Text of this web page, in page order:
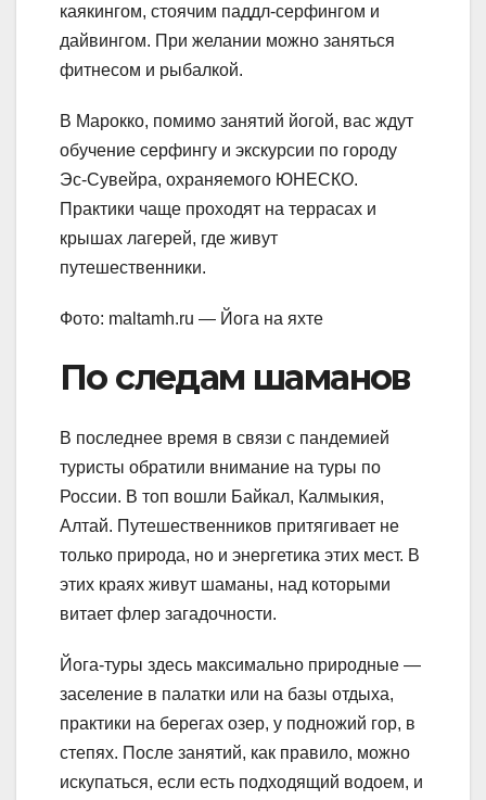
каякингом, стоячим паддл-серфингом и
дайвингом. При желании можно заняться
фитнесом и рыбалкой.
В Марокко, помимо занятий йогой, вас ждут
обучение серфингу и экскурсии по городу
Эс-Сувейра, охраняемого ЮНЕСКО.
Практики чаще проходят на террасах и
крышах лагерей, где живут
путешественники.
Фото: maltamh.ru — Йога на яхте
По следам шаманов
В последнее время в связи с пандемией
туристы обратили внимание на туры по
России. В топ вошли Байкал, Калмыкия,
Алтай. Путешественников притягивает не
только природа, но и энергетика этих мест. В
этих краях живут шаманы, над которыми
витает флер загадочности.
Йога-туры здесь максимально природные —
заселение в палатки или на базы отдыха,
практики на берегах озер, у подножий гор, в
степях. После занятий, как правило, можно
искупаться, если есть подходящий водоем, и